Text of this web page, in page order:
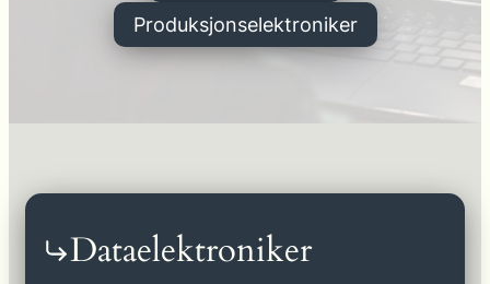
Produksjonselektroniker
Dataelektroniker